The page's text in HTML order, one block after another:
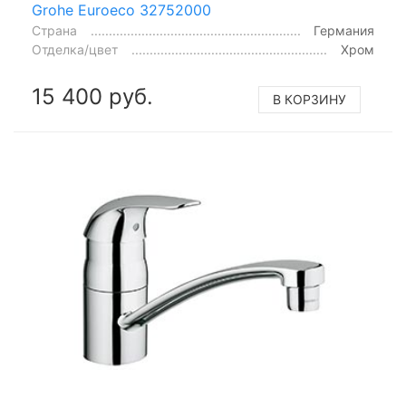
Grohe Euroeco 32752000
Страна
Германия
Отделка/цвет
Хром
15 400 руб. В КОРЗИНУ